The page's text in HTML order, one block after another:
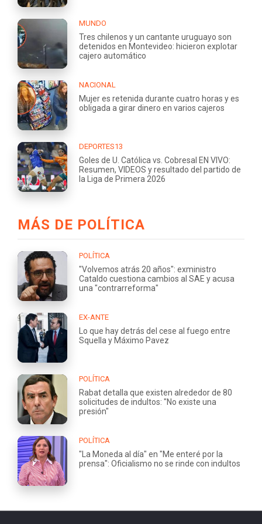
MUNDO
Tres chilenos y un cantante uruguayo son
detenidos en Montevideo: hicieron explotar
cajero automático
NACIONAL
Mujer es retenida durante cuatro horas y es
obligada a girar dinero en varios cajeros
DEPORTES13
Goles de U. Católica vs. Cobresal EN VIVO:
Resumen, VIDEOS y resultado del partido de
la Liga de Primera 2026
MÁS DE POLÍTICA
POLÍTICA
"Volvemos atrás 20 años": exministro
Cataldo cuestiona cambios al SAE y acusa
una "contrarreforma"
EX-ANTE
Lo que hay detrás del cese al fuego entre
Squella y Máximo Pavez
POLÍTICA
Rabat detalla que existen alrededor de 80
solicitudes de indultos: "No existe una
presión"
POLÍTICA
"La Moneda al día" en "Me enteré por la
prensa": Oficialismo no se rinde con indultos